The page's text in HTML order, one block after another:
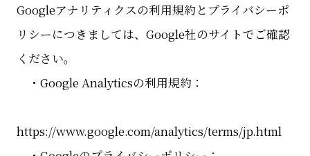
Googleアナリティクスの利用規約とプライバシーポ
リシーにつきましては、Google社のサイトでご確認
ください。
・Google Analyticsの利用規約：
https://www.google.com/analytics/terms/jp.html